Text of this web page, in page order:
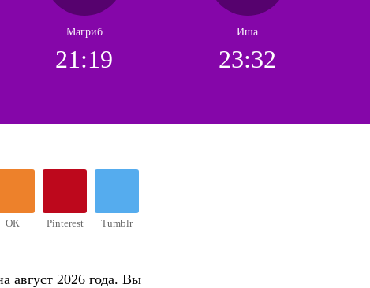
Магриб
21:19
Иша
23:32
ОК Pinterest Tumblr
август 2026 года. Вы